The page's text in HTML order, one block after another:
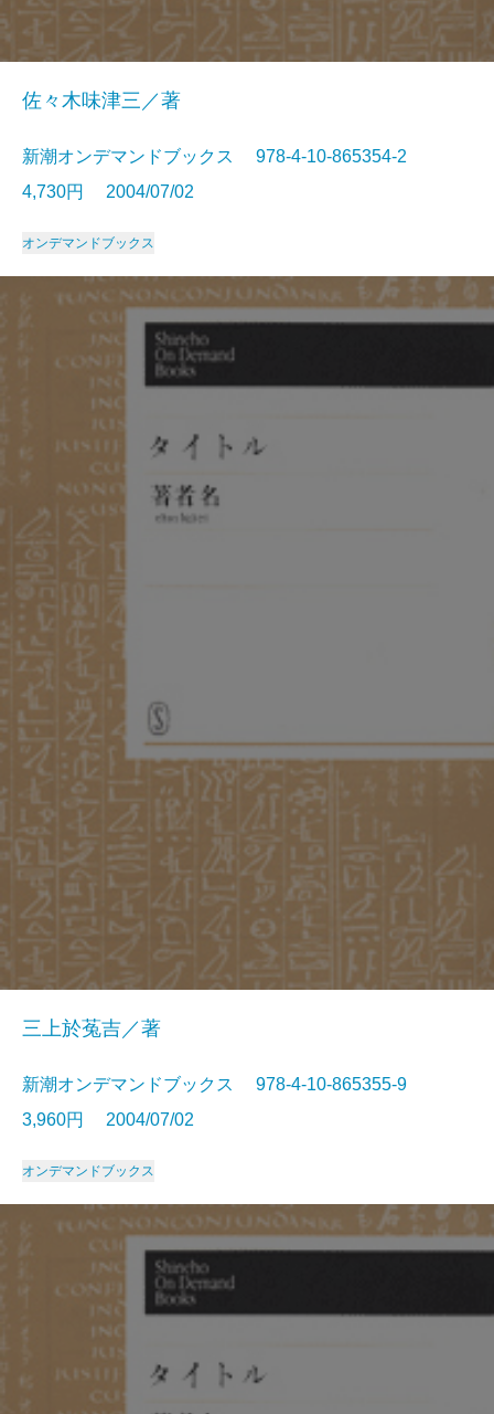
佐々木味津三／著
新潮オンデマンドブックス 978-4-10-865354-2
4,730円 2004/07/02
オンデマンドブックス
三上於菟吉／著
新潮オンデマンドブックス 978-4-10-865355-9
3,960円 2004/07/02
オンデマンドブックス